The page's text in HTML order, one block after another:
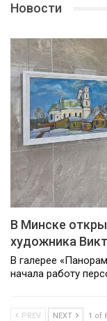
Новости
В Минске
художника
В галерее
начала работу
PREV NEXT 1 of